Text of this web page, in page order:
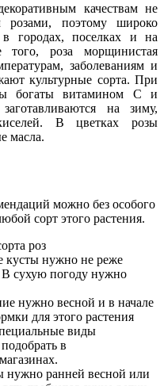
качествам не
розами, поэтому широко
городах, поселках и на
того, роза морщинистая
заболеваниям и
культурные сорта. При
богаты витамином С и
на зиму,
В цветках розы
масла.
можно без особого
сорт этого растения.
кусты нужно не реже
В сухую погоду нужно
нужно весной и в начале
для этого растения
виды
в
нужно ранней весной или